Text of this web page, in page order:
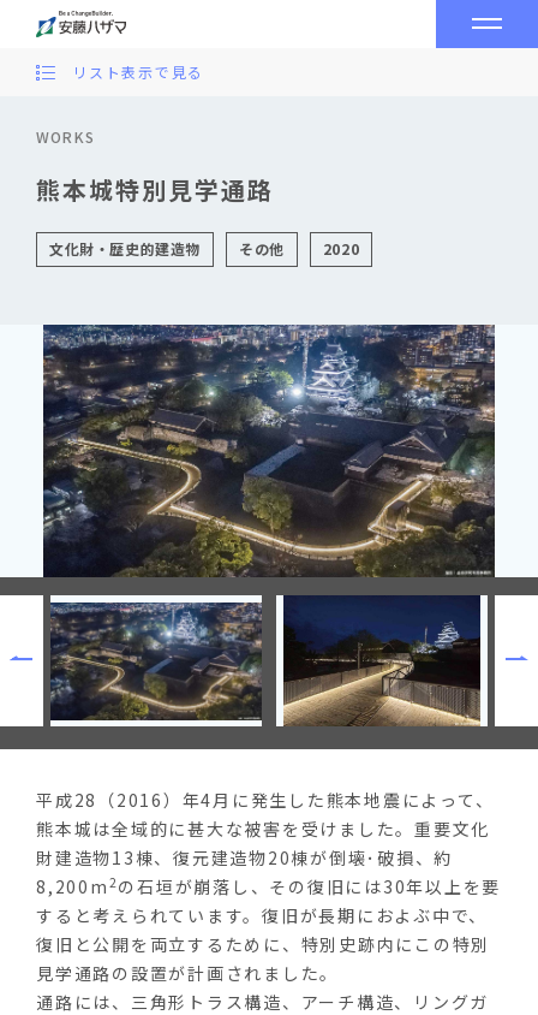
WORKS
熊本城特別見学通路
文化財・歴史的建造物 その他 2020
リスト表示で見る
平成28（2016）年4月に発生した熊本地震によって、
熊本城は全域的に甚大な被害を受けました。重要文化
財建造物13棟、復元建造物20棟が倒壊･破損、約
8,200m 2の石垣が崩落し、その復旧には30年以上を要
すると考えられています。復旧が長期におよぶ中で、
復旧と公開を両立するために、特別史跡内にこの特別
見学通路の設置が計画されました。
通路には、三角形トラス構造、アーチ構造、リングガ